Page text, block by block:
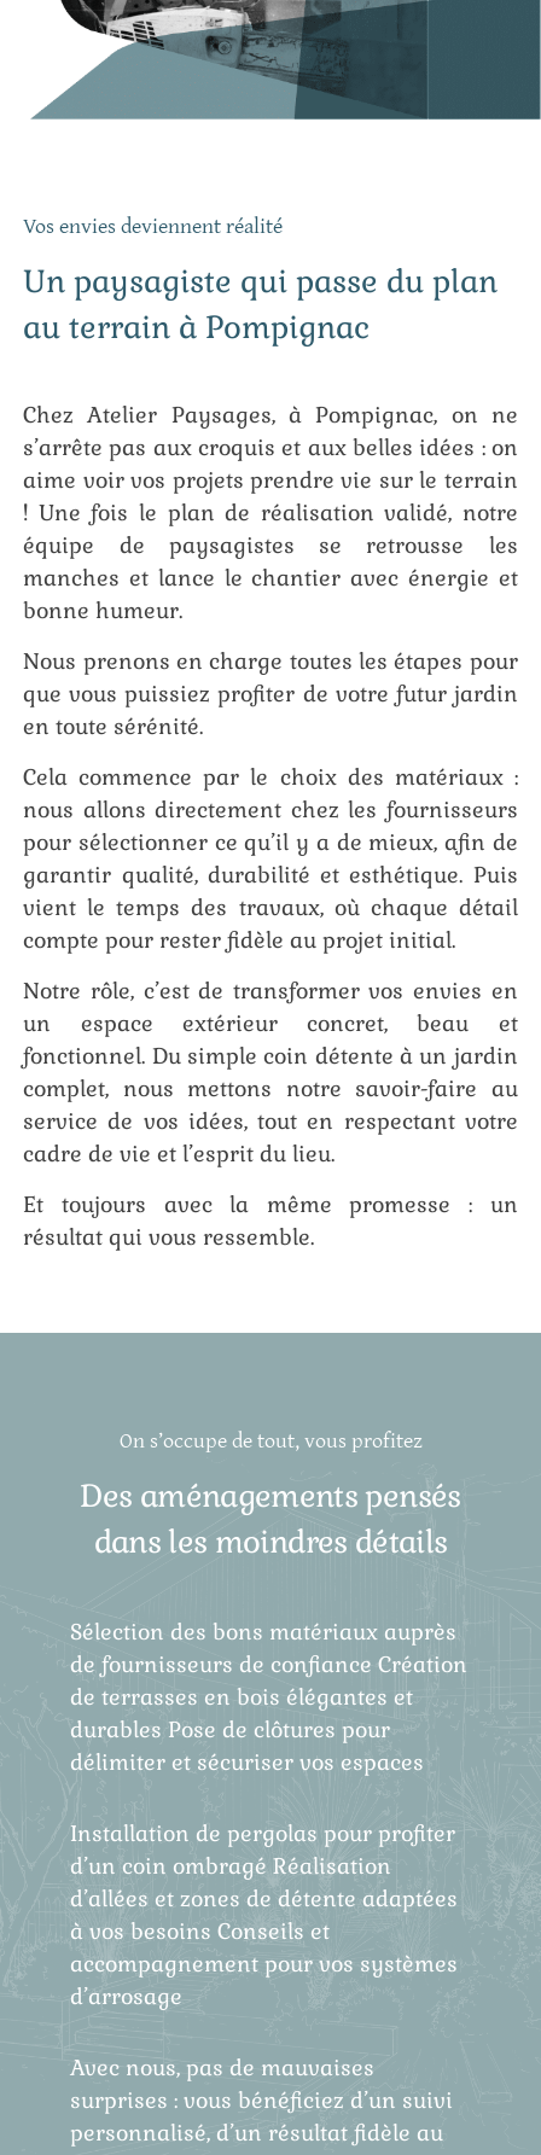
Vos envies deviennent réalité
Un paysagiste qui passe du plan
au terrain à Pompignac
Chez Atelier Paysages, à Pompignac, on ne
s’arrête pas aux croquis et aux belles idées : on
aime voir vos projets prendre vie sur le terrain
! Une fois le plan de réalisation validé, notre
équipe de paysagistes se retrousse les
manches et lance le chantier avec énergie et
bonne humeur.
Nous prenons en charge toutes les étapes pour
que vous puissiez profiter de votre futur jardin
en toute sérénité.
Cela commence par le choix des matériaux :
nous allons directement chez les fournisseurs
pour sélectionner ce qu’il y a de mieux, afin de
garantir qualité, durabilité et esthétique. Puis
vient le temps des travaux, où chaque détail
compte pour rester fidèle au projet initial.
Notre rôle, c’est de transformer vos envies en
un espace extérieur concret, beau et
fonctionnel. Du simple coin détente à un jardin
complet, nous mettons notre savoir-faire au
service de vos idées, tout en respectant votre
cadre de vie et l’esprit du lieu.
Et toujours avec la même promesse : un
résultat qui vous ressemble.
On s’occupe de tout, vous profitez
Des aménagements pensés
dans les moindres détails
Sélection des bons matériaux auprès
de fournisseurs de confiance Création
de terrasses en bois élégantes et
durables Pose de clôtures pour
délimiter et sécuriser vos espaces
Installation de pergolas pour profiter
d’un coin ombragé Réalisation
d’allées et zones de détente adaptées
à vos besoins Conseils et
accompagnement pour vos systèmes
d’arrosage
Avec nous, pas de mauvaises
surprises : vous bénéficiez d’un suivi
personnalisé, d’un résultat fidèle au